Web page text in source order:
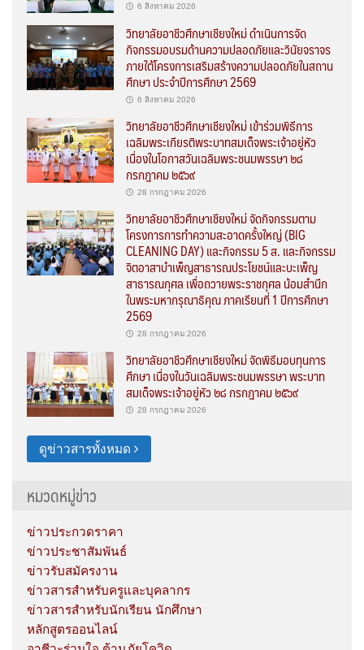
6 สิงหาคม 2026
วิทยาลัยอาชีวศึกษาเชียงใหม่ ดำเนินการจัด
กิจกรรมอบรมด้านความปลอดภัยและวินัยจราจร
ภายใต้โครงการเสริมสร้างความปลอดภัยในสถาน
ศึกษา ประจำปีการศึกษา 2569
6 สิงหาคม 2026
วิทยาลัยอาชีวศึกษาเชียงใหม่ เข้าร่วมพิธีการ
เฉลิมพระเกียรติพระบาทสมเด็จพระเจ้าอยู่หัว
เนื่องในโอกาสวันเฉลิมพระชนมพรรษา ๒๘
กรกฎาคม ๒๕๖๙
28 กรกฎาคม 2026
วิทยาลัยอาชีวศึกษาเชียงใหม่ จัดกิจกรรมตาม
โครงการการทำความสะอาดครั้งใหญ่ (BIG
CLEANING DAY) และกิจกรรม 5 ส. และกิจกรรม
จิตอาสาบำเพ็ญสาธารณประโยชน์และบะเพ็ญ
สาธารณกุศล เพื่อถวายพระราชกุศล น้อมสำนึก
ในพระมหากรุณาธิคุณ ภาคเรียนที่ 1 ปีการศึกษา
2569
28 กรกฎาคม 2026
วิทยาลัยอาชีวศึกษาเชียงใหม่ จัดพิธีมอบทุนการ
ศึกษา เนื่องในวันเฉลิมพระชนมพรรษา พระบาท
สมเด็จพระเจ้าอยู่หัว ๒๘ กรกฎาคม ๒๕๖๙
28 กรกฎาคม 2026
ดูข่าวสารทั้งหมด
หมวดหมู่ข่าว
ข่าวประกวดราคา
ข่าวประชาสัมพันธ์
ข่าวรับสมัครงาน
ข่าวสารสำหรับครูและบุคลากร
ข่าวสารสำหรับนักเรียน นักศึกษา
หลักสูตรออนไลน์